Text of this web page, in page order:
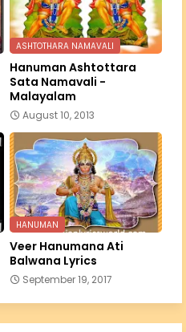
ASHTOTHARA NAMAVALI
Hanuman Ashtottara
Sata Namavali -
Malayalam
August 10, 2013
HANUMAN
Veer Hanumana Ati
Balwana Lyrics
September 19, 2017